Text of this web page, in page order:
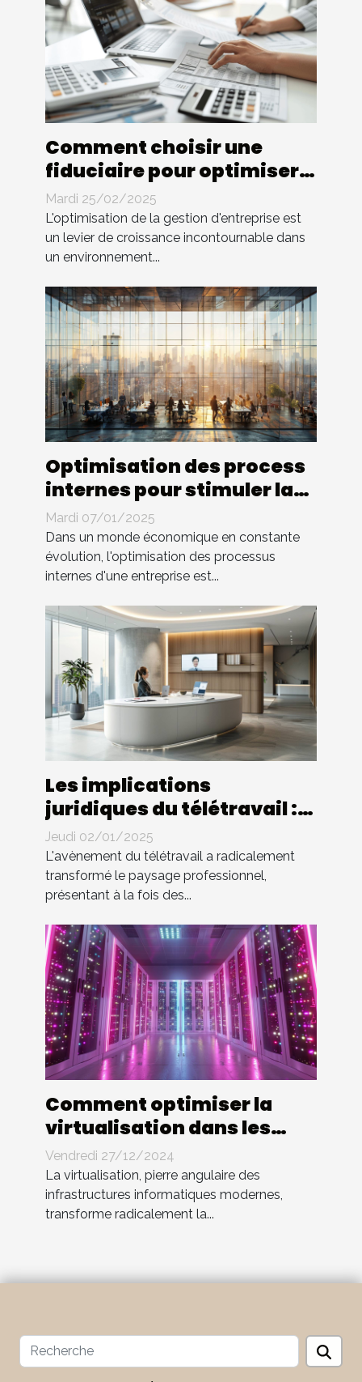
Comment choisir une
fiduciaire pour optimiser
la gestion d'entreprise
Mardi 25/02/2025
L'optimisation de la gestion d'entreprise est
un levier de croissance incontournable dans
un environnement...
Optimisation des process
internes pour stimuler la
croissance d'entreprise
Mardi 07/01/2025
Dans un monde économique en constante
évolution, l'optimisation des processus
internes d'une entreprise est...
Les implications
juridiques du télétravail :
droits et devoirs des
employés
Jeudi 02/01/2025
L'avènement du télétravail a radicalement
transformé le paysage professionnel,
présentant à la fois des...
Comment optimiser la
virtualisation dans les
entreprises modernes
Vendredi 27/12/2024
La virtualisation, pierre angulaire des
infrastructures informatiques modernes,
transforme radicalement la...